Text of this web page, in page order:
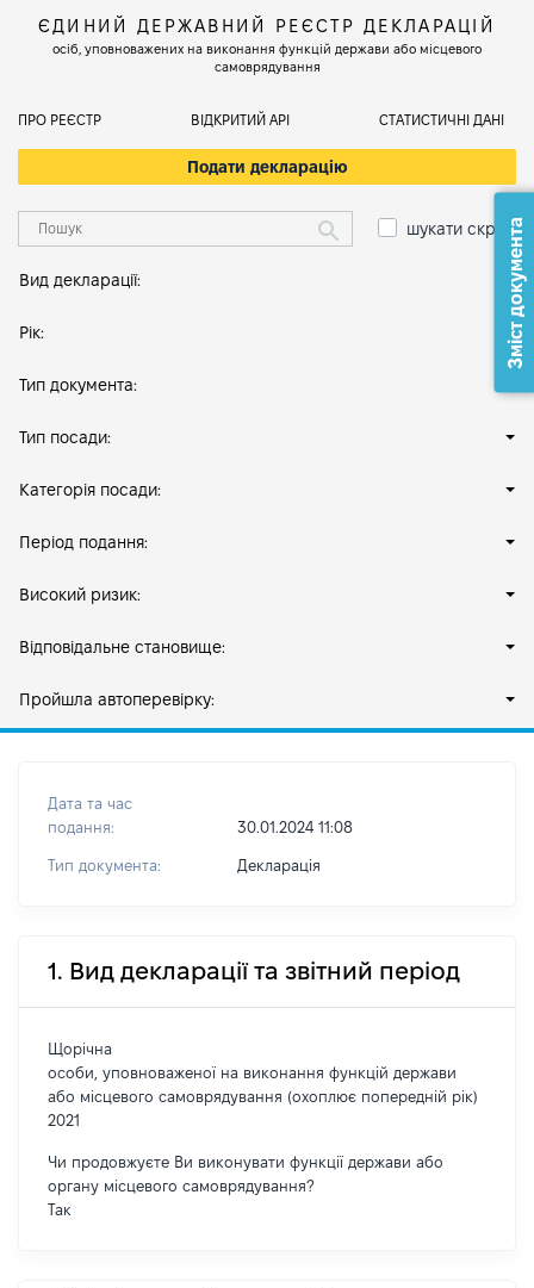
ЄДИНИЙ ДЕРЖАВНИЙ РЕЄСТР ДЕКЛАРАЦІЙ
осіб, уповноважених на виконання функцій держави або місцевого
самоврядування
ПРО РЕЄСТР ВІДКРИТИЙ АРІ СТАТИСТИЧНІ ДАНІ
Подати декларацію
шукати скрізь
Вид декларації:
Рік:
Тип документа:
Тип посади:
Категорія посади:
Період подання:
Високий ризик:
Відповідальне становище:
Пройшла автоперевірку:
Дата та час
подання:
30.01.2024 11:08
Тип документа: Декларація
1. Вид декларації та звітний період
Щорічна
особи, уповноваженої на виконання функцій держави
або місцевого самоврядування (охоплює попередній рік)
2021
Чи продовжуєте Ви виконувати функції держави або
органу місцевого самоврядування?
Так
Зміст документа